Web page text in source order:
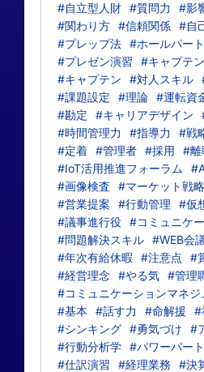
#自立型人財 #質問力 #影
#関わり方 #信頼関係 #自
#プレップ法 #ホールパー
#プレゼン演習
#キャプテ
#キャプテン
#対人スキル
#課題設定
#理論 #運転資
#勘定
#キャリアデザイン
#時間管理力
#指導力 #戦
#定着 #管理者 #採用
#離
#IoT活用推進フォーラム
#画像検査
#マーケット戦略
#営業提案
#行動管理
#仮
#議事進行役 #コミュニケ
#問題解決スキル #WEB会
#年次有給休暇
#注意点 #
#経営理念 #やる気 #管理
#コミュニケーションマネジ
#基本
#話す力 #命解援
#
#シンキング #勇気づけ #
#行動分析学 #パワーパー
#仕訳演習
#経理業務 #決